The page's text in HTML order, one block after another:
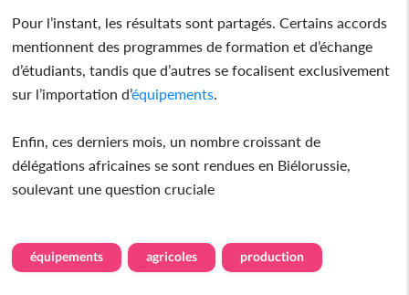
Pour l’instant, les résultats sont partagés. Certains accords
mentionnent des programmes de formation et d’échange
d’étudiants, tandis que d’autres se focalisent exclusivement
sur l’importation d’équipements
Enfin, ces derniers mois, un nombre croissant de
délégations africaines se sont rendues en Biélorussie,
soulevant une question cruciale
équipements agricoles production